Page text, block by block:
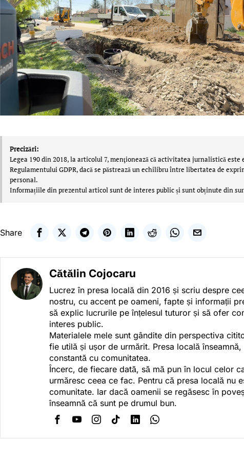
Precizări:
Legea 190 din 2018, la articolul 7, menţionează că activitatea jurnalistică este
Regulamentului GDPR, dacă se păstrează un echilibru între libertatea de
personal.
Informațiile din prezentul articol sunt de interes public și sunt obținute din
Share
Cătălin Cojocaru
Lucrez în presa locală din 2016 și scriu despre
nostru, cu accent pe oameni, fapte și informații
să explic lucrurile pe înțelesul tuturor și să ofer
interes public.
Materialele mele sunt gândite din perspectiva
fie utilă și ușor de urmărit. Presa locală
constantă cu comunitatea.
Încerc, de fiecare dată, să mă pun în locul celor
urmăresc ceea ce fac. Pentru că presa locală nu
comunitate. Iar dacă oamenii se regăsesc în
înseamnă că sunt pe drumul bun.